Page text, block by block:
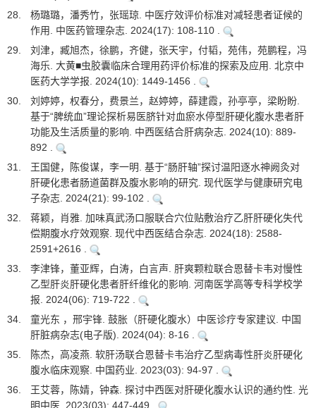
28.
杨璐璐，潘秀竹，张瑶琼. 中医疗效评价标准对减轻患者证候的
作用. 中医药管理杂志. 2024(17): 108-110 .
29.
刘津，臧旭杰，徐鹏，齐健，张天宇，付韬，苑伟，苑鹏程，冯
海乐. 大黄■虫胶囊临床合理用药评价标准的探索及应用. 北京中
医药大学学报. 2024(10): 1449-1456 .
30.
刘婷婷，权春分，费景兰，赵婷婷，薛建霞，孙亭亭，梁盼盼.
基于“脾统血”理论探析易医脐针对血瘀水停型肝硬化腹水患者肝
功能及生活质量的影响. 中西医结合肝病杂志. 2024(10): 889-
892 .
31.
王国健，陈俊谋，李一明. 基于“肠肝轴”探讨温阳逐水神阙灸对
肝硬化患者肠道菌群及腹水影响的研究. 现代医学与健康研究电
子杂志. 2024(21): 99-102 .
32.
蒋颖，肖雅. 加味真武汤口服联合穴位贴敷治疗乙肝肝硬化失代
偿期腹水疗效观察. 现代中西医结合杂志. 2024(18): 2588-
2591+2616 .
33.
李津锋，董亚辉，白涛，白言声. 肝爽颗粒联合恩替卡韦对慢性
乙型肝炎肝硬化患者肝纤维化的影响. 河南医学高等专科学校学
报. 2024(06): 719-722 .
34.
童光东 ，邢宇锋. 鼓胀（肝硬化腹水）中医诊疗专家建议. 中国
肝脏病杂志(电子版). 2024(04): 8-16 .
35.
陈杰，高凌燕. 软肝汤联合恩替卡韦治疗乙型病毒性肝炎肝硬化
腹水临床观察. 中国药业. 2023(03): 94-97 .
36.
王艾蓉，陈婧，钟森. 探讨中西医对肝硬化腹水认识的通约性. 光
明中医. 2023(03): 447-449 .